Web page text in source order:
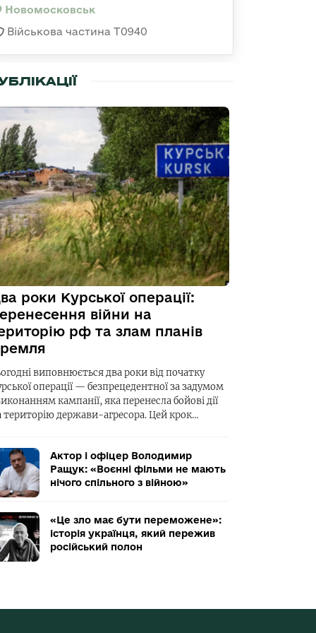
Новомосковськ
Військова частина Т0940
роки Курської операції:
війни на
рф та злам планів
виповнюється два роки від початку
операції — безпрецедентної за задумом
кампанії, яка перенесла бойові дії
територію держави-агресора. Цей крок…
Актор і офіцер Володимир
Ращук: «Воєнні фільми не мають
нічого спільного з війною»
«Це зло має бути переможене»:
історія українця, який пережив
російський полон